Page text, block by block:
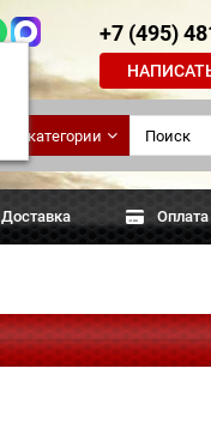
+7 (495)
Все категории
Доставка Оплата